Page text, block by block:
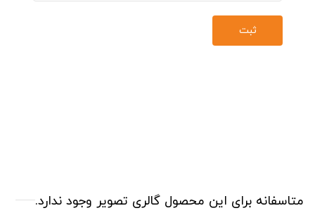
متاسفانه برای این محصول گالری تصویر وجود ندارد.